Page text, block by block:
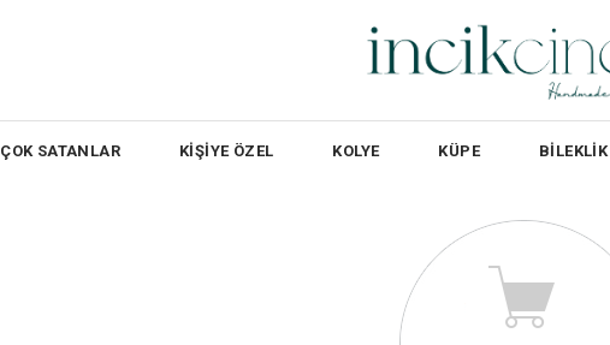
ÇOK SATANLAR KİŞİYE ÖZEL KOLYE KÜPE BİLEKLİK